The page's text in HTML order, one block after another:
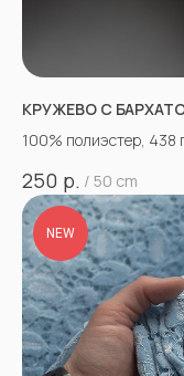
КРУЖЕВО С
100% полиэстер, 438
250 р. / 50 cm
NEW